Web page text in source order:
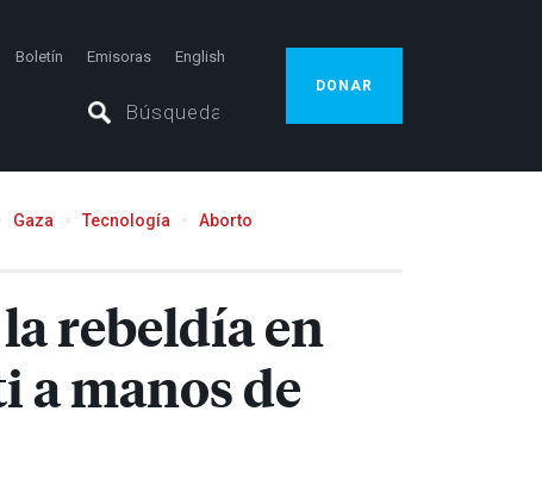
Boletín Emisoras English
DONAR
Gaza Tecnología Aborto
rebeldía en
a manos de